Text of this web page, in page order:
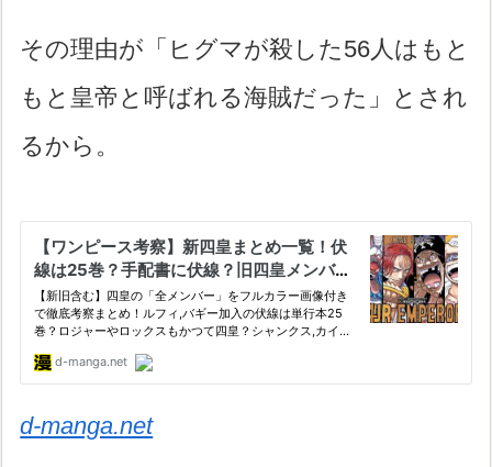
その理由が「ヒグマが殺した56人はもと
もと皇帝と呼ばれる海賊だった」とされ
るから。
d-manga.net